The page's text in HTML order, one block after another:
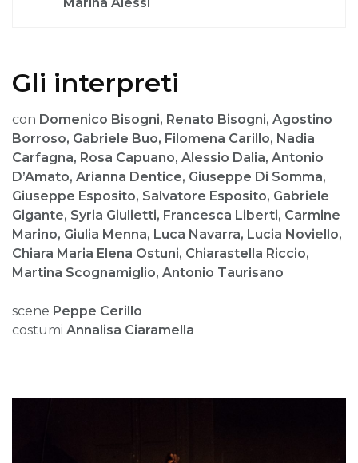
Gli interpreti
con Domenico Bisogni, Renato Bisogni, Agostino
Borroso, Gabriele Buo, Filomena Carillo, Nadia
Carfagna, Rosa Capuano, Alessio Dalia, Antonio
D’Amato, Arianna Dentice, Giuseppe Di Somma,
Giuseppe Esposito, Salvatore Esposito, Gabriele
Gigante, Syria Giulietti, Francesca Liberti, Carmine
Marino, Giulia Menna, Luca Navarra, Lucia Noviello,
Chiara Maria Elena Ostuni, Chiarastella Riccio,
Martina Scognamiglio, Antonio Taurisano
scene Peppe Cerillo
costumi Annalisa Ciaramella